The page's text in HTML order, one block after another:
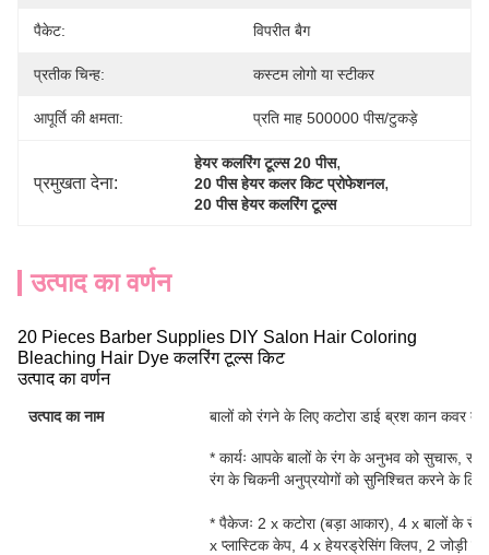
पैकेट: विपरीत बैग
प्रतीक चिन्ह: कस्टम लोगो या स्टीकर
आपूर्ति की क्षमता: प्रति माह 500000 पीस/टुकड़े
प्रमुखता देना:
हेयर कलरिंग टूल्स 20 पीस,
20 पीस हेयर कलर किट प्रोफेशनल,
20 पीस हेयर कलरिंग टूल्स
उत्पाद का वर्णन
20 Pieces Barber Supplies DIY Salon Hair Coloring
Bleaching Hair Dye कलरिंग टूल्स किट
उत्पाद का वर्णन
उत्पाद का नाम बालों को रंगने के लिए कटोरा डाई ब्रश कान कवर
* कार्यः आपके बालों के रंग के अनुभव को सुचारू,
रंग के चिकनी अनुप्रयोगों को सुनिश्चित करने के
* पैकेजः 2 x कटोरा (बड़ा आकार), 4 x बालों के
x प्लास्टिक केप, 4 x हेयरड्रेसिंग क्लिप, 2 जोड़ी